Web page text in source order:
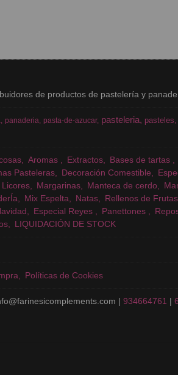
de productos de pastelería y
panaderia pasta-de-azucar pasteleria pasteles
Aromas Extractos Bases de tartas
Pasteleras Decoración Comestible
Licores Margarinas Manteca de cerdo
Mix Espelta Natas Rellenos de Frutas
Especial Reyes Panettones
LIQUIDACIÓN DE STOCK
Políticas de Cookies
| 934664761 |